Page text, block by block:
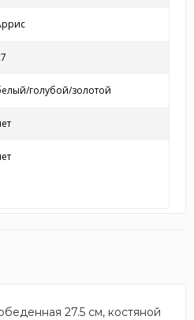
голубой/золотой
27.5 см, костяной